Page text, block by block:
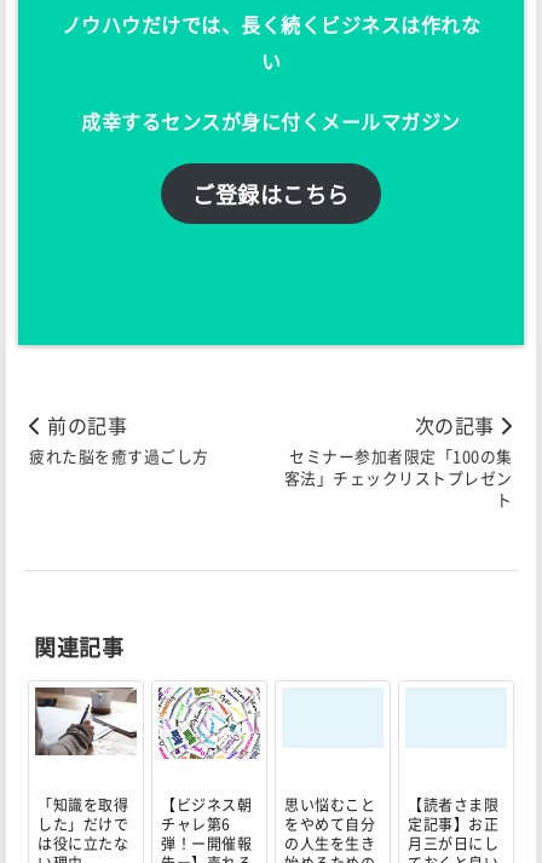
ノウハウだけでは、長く続くビジネスは作れな
い
成幸するセンスが身に付くメールマガジン
ご登録はこちら
前の記事
疲れた脳を癒す過ごし方
次の記事
セミナー参加者限定「100の集
客法」チェックリストプレゼン
ト
関連記事
「知識を取得
した」だけで
は役に立たな
【ビジネス朝
チャレ第6
弾！ー開催報
思い悩むこと
をやめて自分
の人生を生き
【読者さま限
定記事】お正
月三が日にし